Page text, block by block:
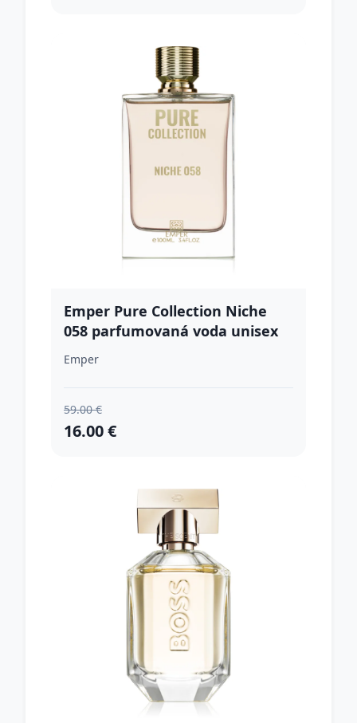
Emper Pure Collection Niche
058 parfumovaná voda unisex
100 ml
Emper
59.00 €
16.00 €